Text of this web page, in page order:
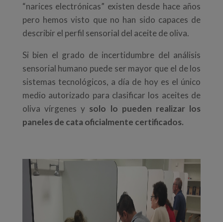
“narices electrónicas” existen desde hace años
pero hemos visto que no han sido capaces de
describir el perfil sensorial del aceite de oliva.
Si bien el grado de incertidumbre del análisis
sensorial humano puede ser mayor que el de los
sistemas tecnológicos, a día de hoy es el único
medio autorizado para clasificar los aceites de
oliva vírgenes y solo lo pueden realizar los
paneles de cata oficialmente certificados.